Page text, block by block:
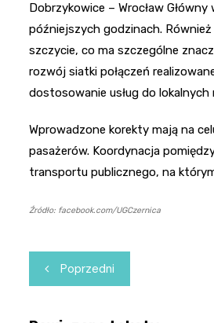
Dobrzykowice – Wrocław
późniejszych godzinach.
szczycie, co ma szczególne
rozwój siatki połączeń
dostosowanie usług do lokalnych
Wprowadzone korekty mają na
pasażerów. Koordynacja
transportu publicznego, na
Źródło: facebook.com/UGCzernica
Nawigacja
wpisu
Poprzedni